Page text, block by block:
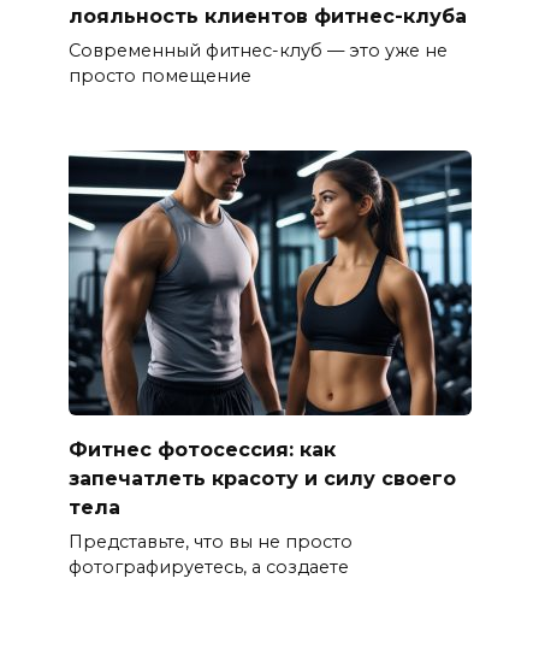
лояльность клиентов фитнес-клуба
Современный фитнес-клуб — это уже не
просто помещение
Фитнес фотосессия: как
запечатлеть красоту и силу своего
тела
Представьте, что вы не просто
фотографируетесь, а создаете